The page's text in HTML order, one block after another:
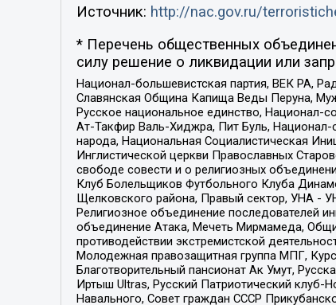
Источник: http://nac.gov.ru/
* Перечень общественных
силу решение о ликвидации или
Национал-большевистская партия, ВЕК РА,
Славянская Община Капища Веды Перуна,
Русское национальное единство, Национал-
Ат-Такфир Валь-Хиджра, Пит Буль,
народа, Национальная Социалистическая
Инглистической церкви Православных
свободе совести и о религиозных
Клуб Болельщиков Футбольного Клуба
Щелковского района, Правый сектор, УНА -
Религиозное объединение последователей
объединение Атака, Мечеть Мирмамеда,
противодействии экстремистской
Молодежная правозащитная группа МПГ,
Благотворительный пансионат Ак Умут,
Иртыш Ultras, Русский Патриотический
Навального, Совет граждан СССР